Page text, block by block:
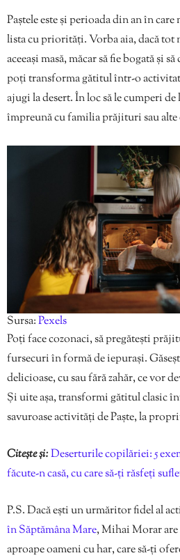
Paștele este și perioada din an în
lista cu priorități. Vorba aia, dacă tot
aceeași masă, măcar să fie bogată și
poți transforma gătitul într-o
ajugi la desert. În loc să le cumperi
împreună cu familia prăjituri sau alte
Sursa:Pexels
Poți face cozonaci, să pregătești
fursecuri în formă de iepurași.
delicioase, cu sau fără zahăr, ce vor
Și uite așa, transformi gătitul clasic
savuroase activități de Paște, la
Citește și:Deserturile copilăriei: 5
făcute-n casă, cu care să-ți răsfeți
P.S. Dacă ești un urmăritor fidel al
în Săptămâna Mare, Mihai Morar
aproape oameni cu har, care să-ți